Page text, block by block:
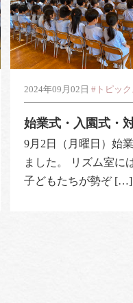
2024年09月02日#トピック
始業式・入園式・
9月2日（月曜日）始
ました。 リズム室に
子どもたちが勢ぞ […]